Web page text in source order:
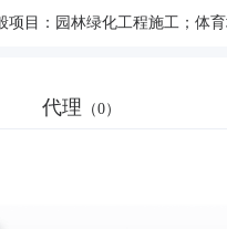
代理 （0）